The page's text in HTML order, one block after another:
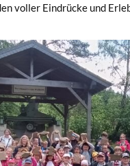
voller Eindrücke und